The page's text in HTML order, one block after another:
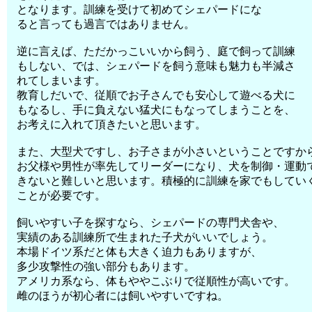
となります。訓練を受けて初めてシェパードにな
ると言っても過言ではありません。
逆に言えば、ただかっこいいから飼う、庭で飼って訓練
もしない、では、シェパードを飼う意味も魅力も半減さ
れてしまいます。
教育しだいで、従順でお子さんでも安心して遊べる犬に
もなるし、手に負えない猛犬にもなってしまうことを、
お考えに入れて頂きたいと思います。
また、大型犬ですし、お子さまが小さいということですか
お父様や男性が率先してリーダーになり、犬を制御・運動
きないと難しいと思います。積極的に訓練を家でもしてい
ことが必要です。
飼いやすい子を探すなら、シェパードの専門犬舎や、
実績のある訓練所で生まれた子犬がいいでしょう。
本場ドイツ系だと体も大きく迫力もありますが、
多少攻撃性の強い部分もあります。
アメリカ系なら、体もややこぶりで従順性が高いです。
雌のほうが初心者には飼いやすいですね。